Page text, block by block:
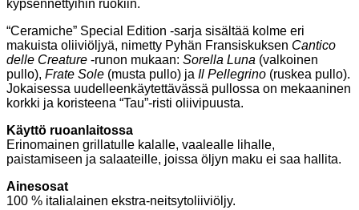
kypsennettyihin ruokiin.
“Ceramiche” Special Edition -sarja sisältää kolme eri
makuista oliiviöljyä, nimetty Pyhän Fransiskuksen Cantico
delle Creature -runon mukaan: Sorella Luna (valkoinen
pullo), Frate Sole (musta pullo) ja Il Pellegrino (ruskea pullo).
Jokaisessa uudelleenkäytettävässä pullossa on mekaaninen
korkki ja koristeena “Tau”-risti oliivipuusta.
Käyttö ruoanlaitossa
Erinomainen grillatulle kalalle, vaalealle lihalle,
paistamiseen ja salaateille, joissa öljyn maku ei saa hallita.
Ainesosat
100 % italialainen ekstra-neitsytoliiviöljy.